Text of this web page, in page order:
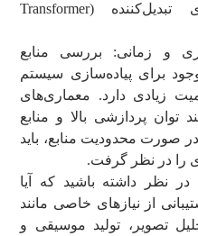
Networks) یا شبکه‌های تبدیل‌کننده (Transformer
و زمانی: بررسی منابع
برای پیاده‌سازی سیستم
زیادی دارد. معماری‌های
توان پردازشی بالا و منابع
صورت محدودیت منابع، باید
را در نظر گرفت.
نظر داشته باشید که آیا
از نیازهای خاصی مانند
تصویر، تولید موسیقی و